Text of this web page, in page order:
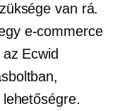
van rá.
e-commerce
Ecwid